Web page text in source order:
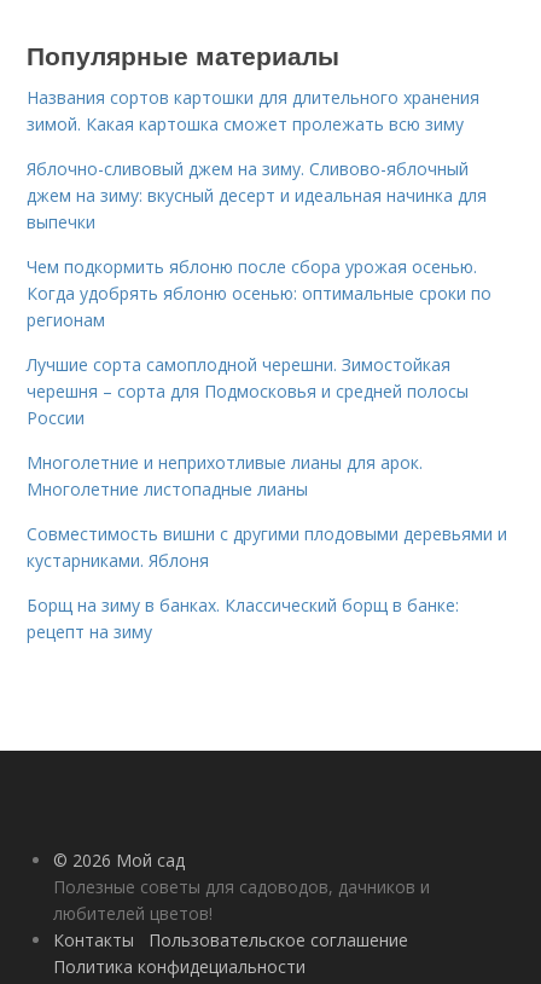
Популярные материалы
Названия сортов картошки для длительного хранения
зимой. Какая картошка сможет пролежать всю зиму
Яблочно-сливовый джем на зиму. Сливово-яблочный
джем на зиму: вкусный десерт и идеальная начинка для
выпечки
Чем подкормить яблоню после сбора урожая осенью.
Когда удобрять яблоню осенью: оптимальные сроки по
регионам
Лучшие сорта самоплодной черешни. Зимостойкая
черешня – сорта для Подмосковья и средней полосы
России
Многолетние и неприхотливые лианы для арок.
Многолетние листопадные лианы
Совместимость вишни с другими плодовыми деревьями и
кустарниками. Яблоня
Борщ на зиму в банках. Классический борщ в банке:
рецепт на зиму
© 2026 Мой сад
Полезные советы для садоводов, дачников и
любителей цветов!
Контакты
Пользовательское соглашение
Политика конфидециальности